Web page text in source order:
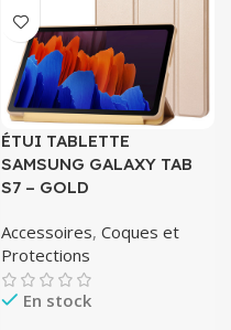
ÉTUI TABLETTE
SAMSUNG GALAXY TAB
S7 – GOLD
Accessoires, Coques et
Protections
En stock